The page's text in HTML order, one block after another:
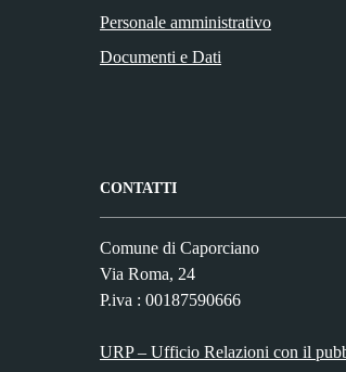
Personale amministrativo
Documenti e Dati
CONTATTI
Comune di Caporciano
Via Roma, 24
P.iva : 00187590666
URP – Ufficio Relazioni con il